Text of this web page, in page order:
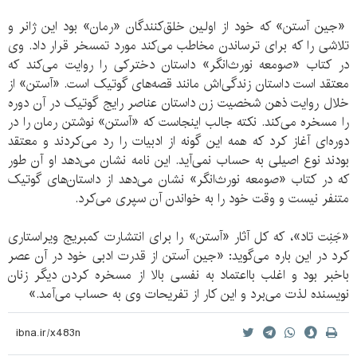
«جین آستن» که خود از اولین خلق‌کنندگان «رمان» بود این ژانر و
تلاشی را که برای ترساندن مخاطب می‌کند مورد تمسخر قرار داد. وی
در کتاب «صومعه نورث‌انگر» داستان دخترکی را روایت می‌کند که
معتقد است داستان زندگی‌اش مانند قصه‌های گوتیک است. «آستن» از
خلال روایت ذهن شخصیت زن داستان عناصر رایج گوتیک در آن دوره
را مسخره می‌کند. نکته جالب اینجاست که «آستن» نوشتن رمان را در
دوره‌ای آغاز کرد که همه این گونه از ادبیات را رد می‌کردند و معتقد
بودند نوع اصیلی به حساب نمی‌آید. این نامه نشان می‌دهد او آن طور
که در کتاب «صومعه نورث‌انگر» نشان می‌دهد از داستان‌های گوتیک
متنفر نیست و وقت خود را به خواندن آن سپری می‌کرد.
«جَنِت تاد»، که کل آثار «آستن» را برای انتشارت کمبریج ویراستاری
کرد در این باره می‌گوید: «جین آستن از قدرت ادبی خود در آن عصر
باخبر بود و اغلب بااعتماد به نفسی بالا از مسخره کردن دیگر زنان
نویسنده لذت می‌برد و این کار از تفریحات وی به حساب می‌آمد.»